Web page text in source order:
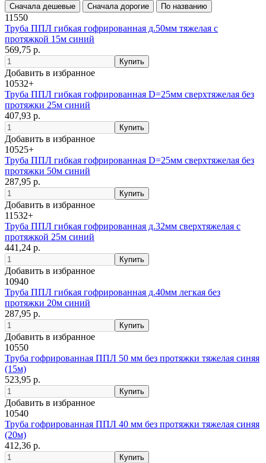
11550
Труба ППЛ гибкая гофрированная д.50мм тяжелая с
протяжкой 15м синий
569,75 р.
Добавить в избранное
10532+
Труба ППЛ гибкая гофрированная D=25мм сверхтяжелая без
протяжки 25м синий
407,93 р.
Добавить в избранное
10525+
Труба ППЛ гибкая гофрированная D=25мм сверхтяжелая без
протяжки 50м синий
287,95 р.
Добавить в избранное
11532+
Труба ППЛ гибкая гофрированная д.32мм сверхтяжелая с
протяжкой 25м синий
441,24 р.
Добавить в избранное
10940
Труба ППЛ гибкая гофрированная д.40мм легкая без
протяжки 20м синий
287,95 р.
Добавить в избранное
10550
Труба гофрированная ППЛ 50 мм без протяжки тяжелая синяя
(15м)
523,95 р.
Добавить в избранное
10540
Труба гофрированная ППЛ 40 мм без протяжки тяжелая синяя
(20м)
412,36 р.